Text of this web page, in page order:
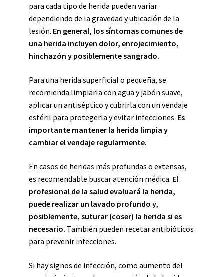
para cada tipo de herida pueden variar
dependiendo de la gravedad y ubicación de la
lesión. En general, los síntomas comunes de
una herida incluyen dolor, enrojecimiento,
hinchazón y posiblemente sangrado.
Para una herida superficial o pequeña, se
recomienda limpiarla con agua y jabón suave,
aplicar un antiséptico y cubrirla con un vendaje
estéril para protegerla y evitar infecciones. Es
importante mantener la herida limpia y
cambiar el vendaje regularmente.
En casos de heridas más profundas o extensas,
es recomendable buscar atención médica. El
profesional de la salud evaluará la herida,
puede realizar un lavado profundo y,
posiblemente, suturar (coser) la herida si es
necesario. También pueden recetar antibióticos
para prevenir infecciones.
Si hay signos de infección, como aumento del